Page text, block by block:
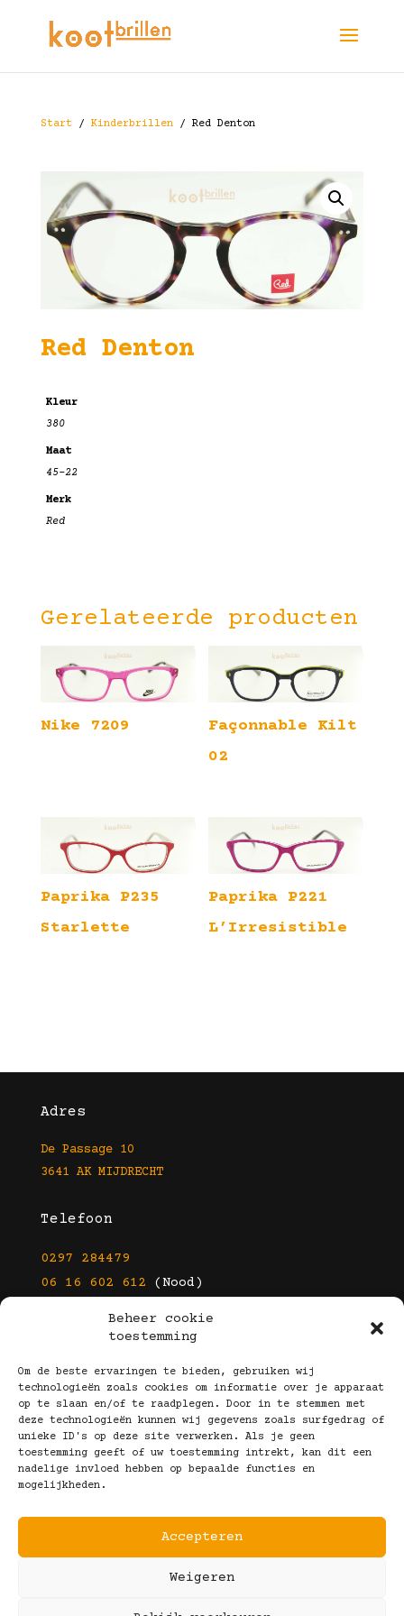
Beheer cookie
toestemming
Om de beste ervaringen te bieden, gebruiken wij
technologieën zoals cookies om informatie over je apparaat
op te slaan en/of te raadplegen. Door in te stemmen met
deze technologieën kunnen wij gegevens zoals surfgedrag of
unieke ID's op deze site verwerken. Als je geen
toestemming geeft of uw toestemming intrekt, kan dit een
nadelige invloed hebben op bepaalde functies en
mogelijkheden.
Accepteren
Weigeren
Start/ Kinderbrillen/ Red Denton
Red Denton
Kleur
380
Maat
45-22
Merk
Red
Gerelateerde producten
Nike 7209
Façonnable Kilt
02
Paprika P235
Starlette
Paprika P221
L’Irresistible
Adres
De Passage 10
3641 AK MIJDRECHT
Telefoon
0297 284479
06 16 602 612 (Nood)
info@kootbrillen.nl
Volg Ons!
Copyright © 2025 Koot Brillen
Algemene Voorwaarden